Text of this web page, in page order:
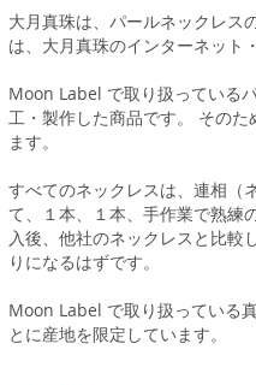
大月真珠は、パールネックレ
は、大月真珠のインターネット
Moon Label で取り扱っている
工・製作した商品です。 その
ます。
すべてのネックレスは、連相（
て、１本、１本、手作業で熟練
入後、他社のネックレスと比較
りになるはずです。
Moon Label で取り扱っている
とに産地を限定しています。